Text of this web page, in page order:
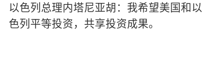
以色列总理内塔尼亚胡：我希望美国和以
色列平等投资，共享投资成果。